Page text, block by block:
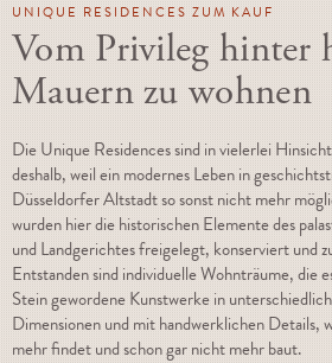
UNIQUE RESIDENCES ZUM KAUF
Vom Privileg hinter
Mauern zu wohnen
Die Unique Residences sind in vielerlei
deshalb, weil ein modernes Leben in
Düsseldorfer Altstadt so sonst nicht mehr
wurden hier die his­to­rischen Elemente des
und Landgerichtes freigelegt, konserviert und
Entstanden sind individuelle Wohnträume, die
Stein gewordene Kunstwerke in
Dimensionen und mit handwerklichen Details,
mehr findet und schon gar nicht mehr baut.